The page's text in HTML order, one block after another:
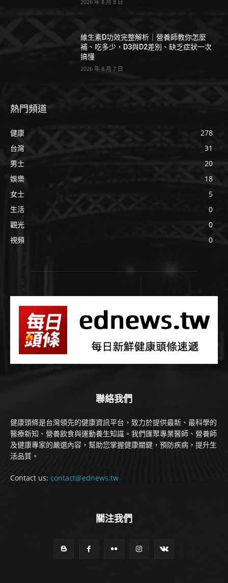
2026 年 8 月 8 日
維生素D功效完整解析｜營養師教你怎麼
補、吃多少，D3與D2差別、缺乏症狀一次
搞懂
2026 年 8 月 7 日
熱門頻道
健康
278
台灣
31
男士
20
娛樂
18
女士
5
生活
0
觀光
0
視頻
0
聯絡我們
健康頭條是台灣領先的健康資訊平台，致力於提供最新、最科學的
醫療新知、營養飲食與運動養生知識。我們匯聚專業醫師、營養師
及健康專家的嚴選內容，幫助您掌握健康關鍵，預防疾病，提升生
活品質。
Contact us: contact@ednews.tw
關注我們